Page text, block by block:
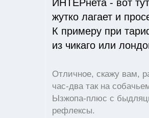
ИНТЕРнета - вот
жутко лагает и
К примеру при
из чикаго или
Отличное, скажу вам,
час-два так на
Ызжопа-плюс с
рефлексы.